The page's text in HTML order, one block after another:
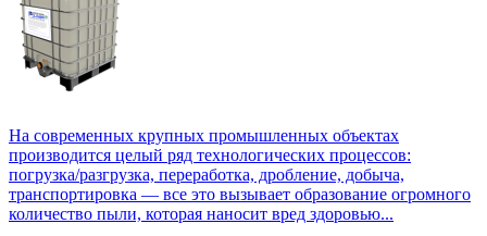
На современных крупных промышленных объектах
производится целый ряд технологических процессов:
погрузка/разгрузка, переработка, дробление, добыча,
транспортировка — все это вызывает образование огромного
количество пыли, которая наносит вред здоровью...